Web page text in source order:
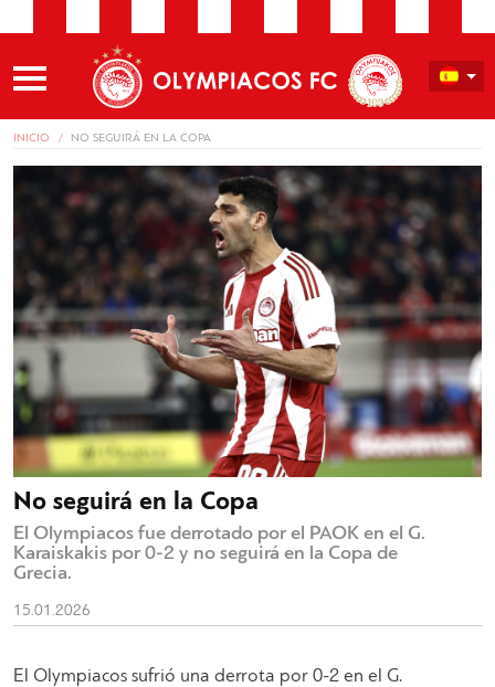
INICIO NO SEGUIRÁ EN LA COPA
No seguirá en la Copa
El Olympiacos fue derrotado por el PAOK en el G.
Karaiskakis por 0-2 y no seguirá en la Copa de
Grecia.
15.01.2026
El Olympiacos sufrió una derrota por 0-2 en el G.